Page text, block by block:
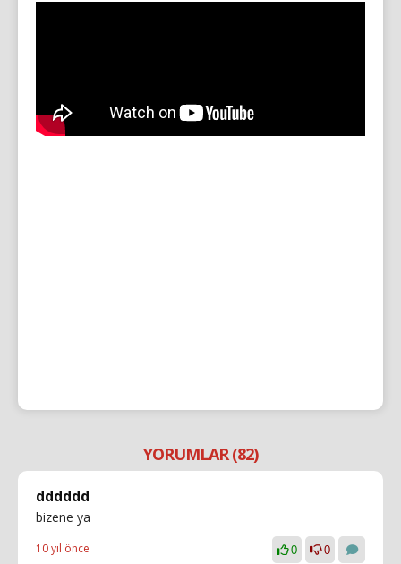
YORUMLAR (82)
dddddd
bizene ya
10 yıl önce 0 0